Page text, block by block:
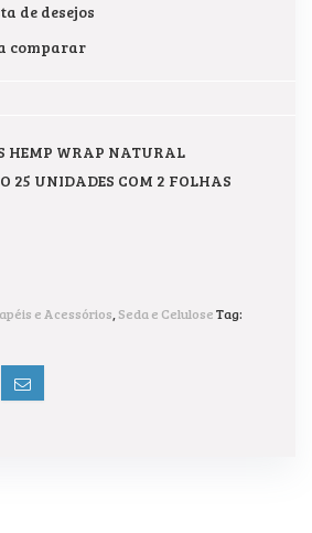
de desejos
comparar
HEMP WRAP NATURAL
25 UNIDADES COM 2 FOLHAS
e Acessórios Seda e CeluloseTag: